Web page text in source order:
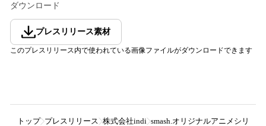
ダウンロード
プレスリリース素材
このプレスリリース内で使われている画像ファイルがダウンロードできます
トップ プレスリリース 株式会社indi smash.オリジナルアニメシリー